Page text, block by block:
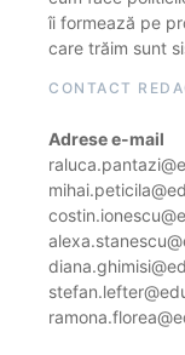
îi formează pe
care trăim sunt
CONTACT
Adrese e-mail